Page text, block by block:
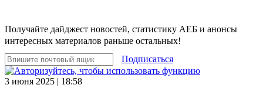
Получайте дайджест новостей, статистику АЕБ и анонсы
интересных материалов раньше остальных!
Подписаться
3 июня 2025 | 18:58